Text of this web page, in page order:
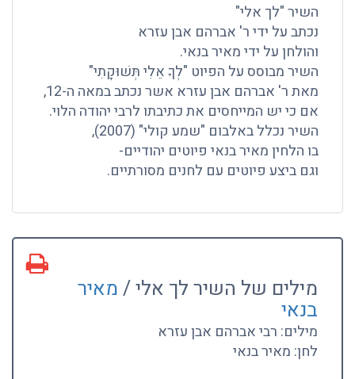
השיר "לך אלי"
נכתב על ידי ר' אברהם אבן עזרא
והולחן על ידי מאיר בנאי.
השיר מבוסס על הפיוט "לְךָ אֵלִי תְּשׁוּקָתִי"
מאת ר' אברהם אבן עזרא אשר נכתב במאה ה-12,
אם כי יש המייחסים את כתיבתו לרבי יהודה הלוי.
השיר נכלל באלבום "שמע קולי" (2007),
בו הלחין מאיר בנאי פיוטים יהודיים-
וגם ביצע פיוטים עם לחנים מסורתיים.
מילים של השיר לך אלי /מאיר
בנאי
מילים: רבי אברהם אבן עזרא
לחן: מאיר בנאי